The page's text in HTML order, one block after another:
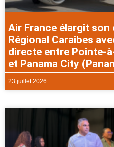
Air France élargit son
Régional Caraibes
directe entre Pointe-
et Panama City
23 juillet 2026